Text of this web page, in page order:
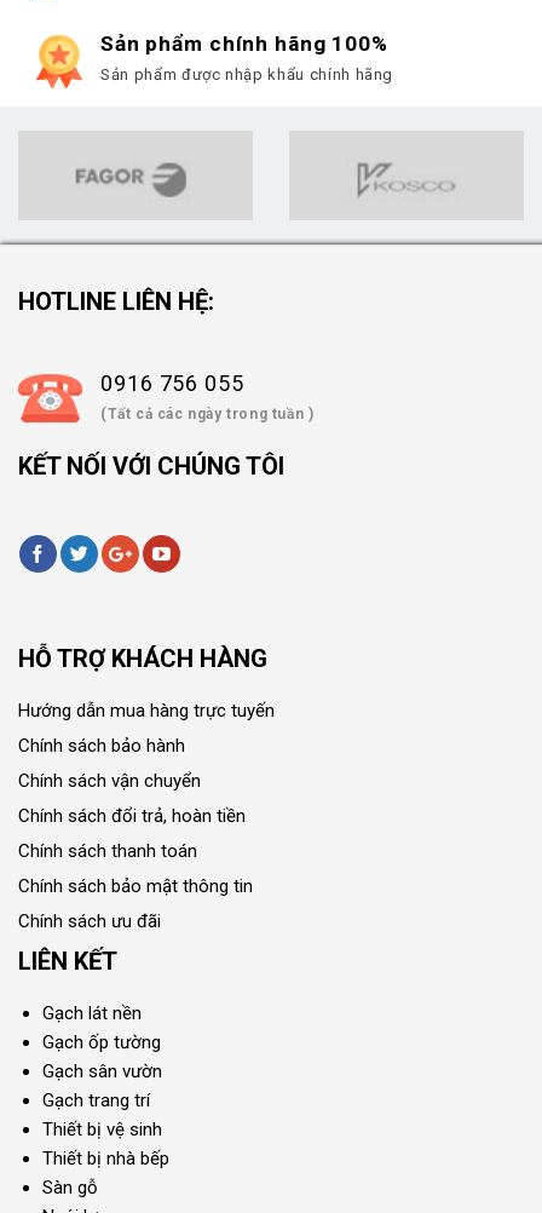
Sản phẩm chính hãng 100%
Sản phẩm được nhập khẩu chính hãng
HOTLINE LIÊN HỆ:
0916 756 055
(Tất cả các ngày trong tuần )
KẾT NỐI VỚI CHÚNG TÔI
HỖ TRỢ KHÁCH HÀNG
Hướng dẫn mua hàng trực tuyến
Chính sách bảo hành
Chính sách vận chuyển
Chính sách đổi trả, hoàn tiền
Chính sách thanh toán
Chính sách bảo mật thông tin
Chính sách ưu đãi
LIÊN KẾT
Gạch lát nền
Gạch ốp tường
Gạch sân vườn
Gạch trang trí
Thiết bị vệ sinh
Thiết bị nhà bếp
Sàn gỗ